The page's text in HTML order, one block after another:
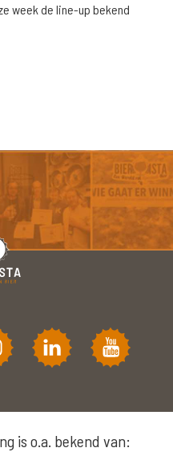
week de line-up bekend
is o.a. bekend van: